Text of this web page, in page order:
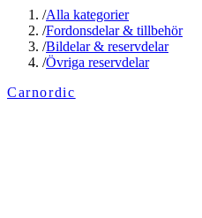
/Alla kategorier
/Fordonsdelar & tillbehör
/Bildelar & reservdelar
/Övriga reservdelar
Carnordic